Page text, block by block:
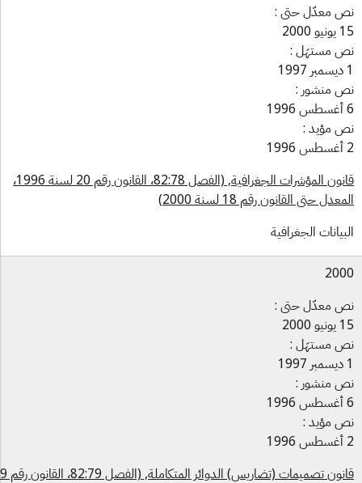
معدّل حتى :
مستهَل :
منشور :
مؤيد :
قانون المؤشرات الجغرافية, (الفصل 82:78، القانون رقم 20 لسنة 1996،
حتى القانون رقم 18 لسنة 2000)
الجغرافية
معدّل حتى :
مستهَل :
منشور :
مؤيد :
قانون تصميمات (تضاريس) الدوائر المتكاملة, (الفصل 82:79، القانون رقم 19